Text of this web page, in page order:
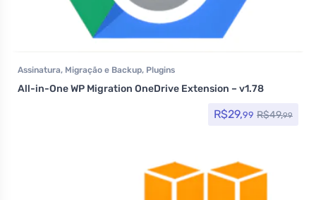
Assinatura, Migração e Backup, Plugins
All-in-One WP Migration OneDrive Extension – v1.78
R$29,99 R$49,99